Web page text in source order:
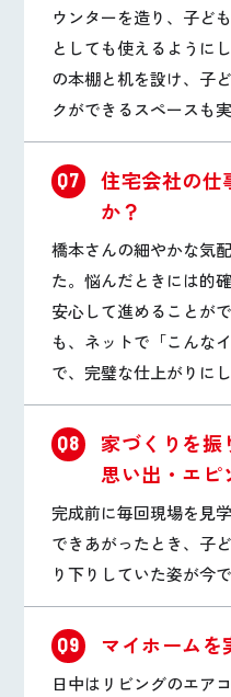
ウンターを造り、子ど
としても使えるように
の本棚と机を設け、子
クができるスペースも
Q7
住宅会社の仕
か？
橋本さんの細やかな気
た。悩んだときには的
安心して進めることが
も、ネットで「こんな
で、完璧な仕上がりに
Q8
家づくりを振
思い出・エピ
完成前に毎回現場を見
できあがったとき、子
り下りしていた姿が今
Q9 マイホームを
日中はリビングのエア